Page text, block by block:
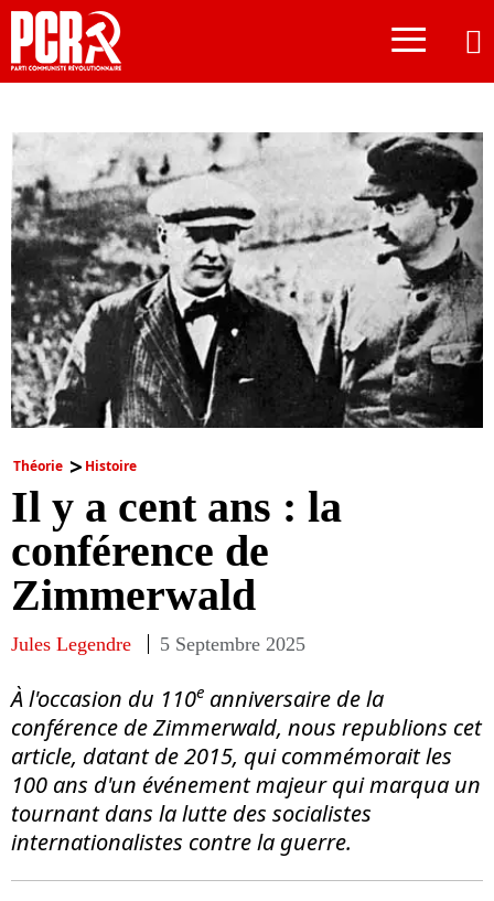
≡
Théorie Histoire
Il y a cent ans : la
conférence de
Zimmerwald
Jules Legendre 5 Septembre 2025
À l'occasion du 110e anniversaire dela
conférence de Zimmerwald, nous republions cet
article, datant de 2015, qui commémorait les
100 ans d'un événement majeur qui marqua un
tournant dans la lutte des socialistes
internationalistes contre la guerre.